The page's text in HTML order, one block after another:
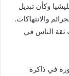
وكأن تبديل
والانتهاكات.
ثقة الناس في
في ذاكرة